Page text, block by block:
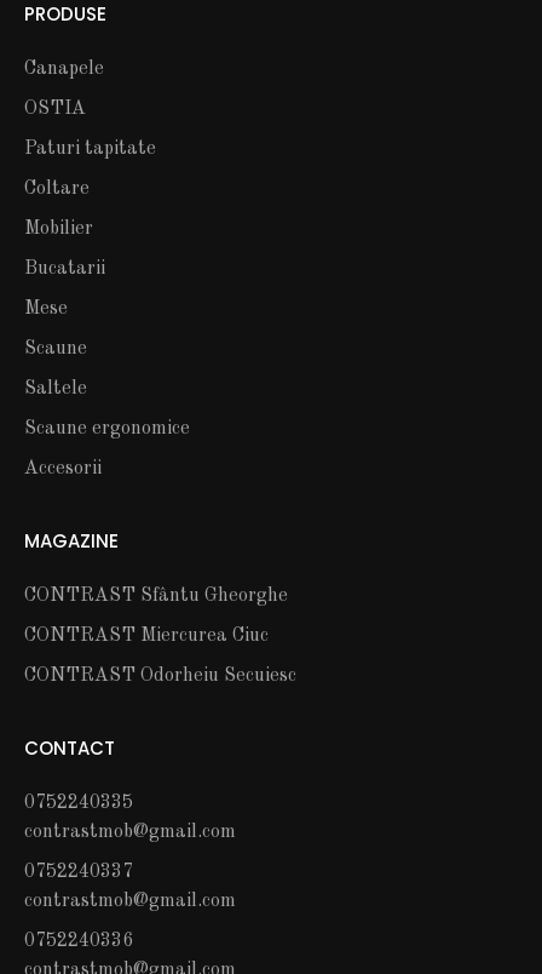
PRODUSE
Canapele
OSTIA
Paturi tapitate
Coltare
Mobilier
Bucatarii
Mese
Scaune
Saltele
Scaune ergonomice
Accesorii
MAGAZINE
CONTRAST Sfântu Gheorghe
CONTRAST Miercurea Ciuc
CONTRAST Odorheiu Secuiesc
CONTACT
0752240335
contrastmob@gmail.com
0752240337
contrastmob@gmail.com
0752240336